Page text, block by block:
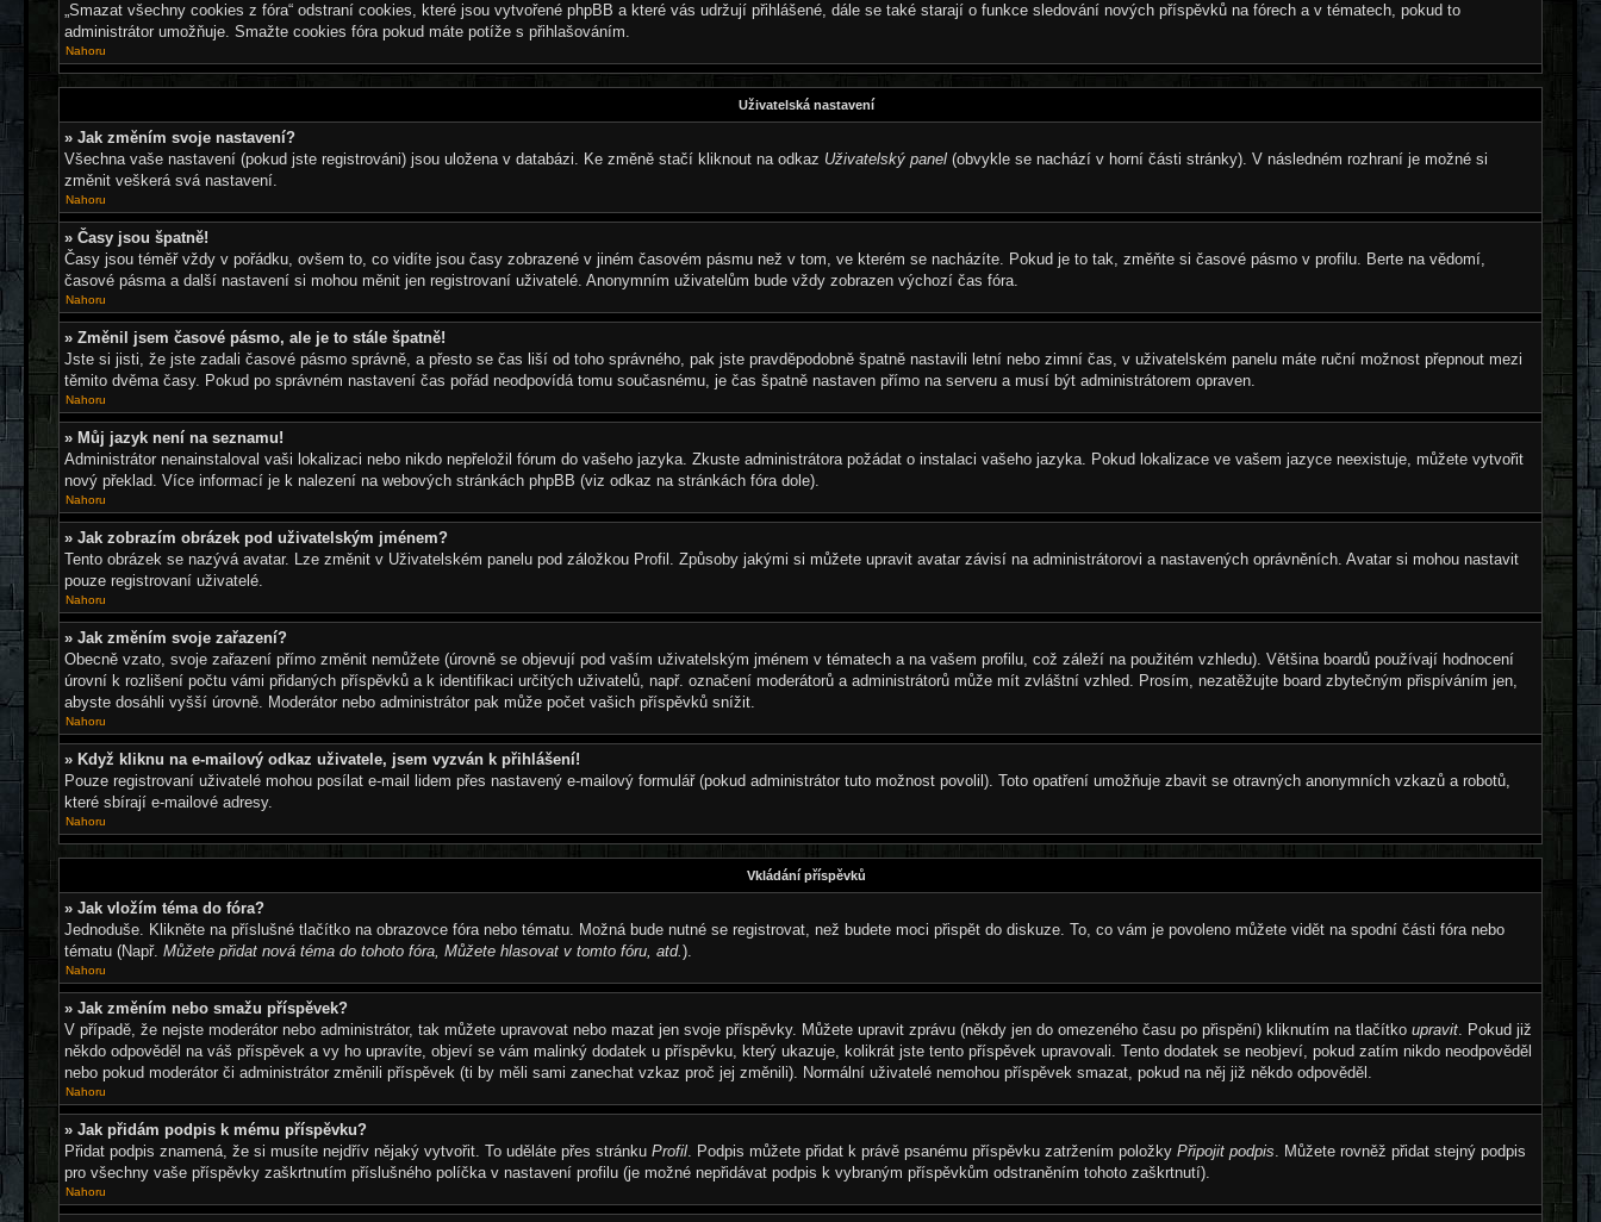
„Smazat všechny cookies z fóra“ odstraní cookies, které jsou vytvořené phpBB a které vás udržují přihlášené, dále se také starají o funkce sledování nových příspěvků na fórech a v tématech, pokud to
administrátor umožňuje. Smažte cookies fóra pokud máte potíže s přihlašováním.
Nahoru
Uživatelská nastavení
» Jak změním svoje nastavení?
Všechna vaše nastavení (pokud jste registrováni) jsou uložena v databázi. Ke změně stačí kliknout na odkaz Uživatelský panel (obvykle se nachází v horní části stránky). V následném rozhraní je možné si
změnit veškerá svá nastavení.
Nahoru
» Časy jsou špatně!
Časy jsou téměř vždy v pořádku, ovšem to, co vidíte jsou časy zobrazené v jiném časovém pásmu než v tom, ve kterém se nacházíte. Pokud je to tak, změňte si časové pásmo v profilu. Berte na vědomí,
časové pásma a další nastavení si mohou měnit jen registrovaní uživatelé. Anonymním uživatelům bude vždy zobrazen výchozí čas fóra.
Nahoru
» Změnil jsem časové pásmo, ale je to stále špatně!
Jste si jisti, že jste zadali časové pásmo správně, a přesto se čas liší od toho správného, pak jste pravděpodobně špatně nastavili letní nebo zimní čas, v uživatelském panelu máte ruční možnost přepnout mezi
těmito dvěma časy. Pokud po správném nastavení čas pořád neodpovídá tomu současnému, je čas špatně nastaven přímo na serveru a musí být administrátorem opraven.
Nahoru
» Můj jazyk není na seznamu!
Administrátor nenainstaloval vaši lokalizaci nebo nikdo nepřeložil fórum do vašeho jazyka. Zkuste administrátora požádat o instalaci vašeho jazyka. Pokud lokalizace ve vašem jazyce neexistuje, můžete vytvořit
nový překlad. Více informací je k nalezení na webových stránkách phpBB (viz odkaz na stránkách fóra dole).
Nahoru
» Jak zobrazím obrázek pod uživatelským jménem?
Tento obrázek se nazývá avatar. Lze změnit v Uživatelském panelu pod záložkou Profil. Způsoby jakými si můžete upravit avatar závisí na administrátorovi a nastavených oprávněních. Avatar si mohou nastavit
pouze registrovaní uživatelé.
Nahoru
» Jak změním svoje zařazení?
Obecně vzato, svoje zařazení přímo změnit nemůžete (úrovně se objevují pod vaším uživatelským jménem v tématech a na vašem profilu, což záleží na použitém vzhledu). Většina boardů používají hodnocení
úrovní k rozlišení počtu vámi přidaných příspěvků a k identifikaci určitých uživatelů, např. označení moderátorů a administrátorů může mít zvláštní vzhled. Prosím, nezatěžujte board zbytečným přispíváním jen,
abyste dosáhli vyšší úrovně. Moderátor nebo administrátor pak může počet vašich příspěvků snížit.
Nahoru
» Když kliknu na e-mailový odkaz uživatele, jsem vyzván k přihlášení!
Pouze registrovaní uživatelé mohou posílat e-mail lidem přes nastavený e-mailový formulář (pokud administrátor tuto možnost povolil). Toto opatření umožňuje zbavit se otravných anonymních vzkazů a robotů,
které sbírají e-mailové adresy.
Nahoru
Vkládání příspěvků
» Jak vložím téma do fóra?
Jednoduše. Klikněte na příslušné tlačítko na obrazovce fóra nebo tématu. Možná bude nutné se registrovat, než budete moci přispět do diskuze. To, co vám je povoleno můžete vidět na spodní části fóra nebo
tématu (Např. Můžete přidat nová téma do tohoto fóra, Můžete hlasovat v tomto fóru, atd.).
Nahoru
» Jak změním nebo smažu příspěvek?
V případě, že nejste moderátor nebo administrátor, tak můžete upravovat nebo mazat jen svoje příspěvky. Můžete upravit zprávu (někdy jen do omezeného času po přispění) kliknutím na tlačítko upravit. Pokud již
někdo odpověděl na váš příspěvek a vy ho upravíte, objeví se vám malinký dodatek u příspěvku, který ukazuje, kolikrát jste tento příspěvek upravovali. Tento dodatek se neobjeví, pokud zatím nikdo neodpověděl
nebo pokud moderátor či administrátor změnili příspěvek (ti by měli sami zanechat vzkaz proč jej změnili). Normální uživatelé nemohou příspěvek smazat, pokud na něj již někdo odpověděl.
Nahoru
» Jak přidám podpis k mému příspěvku?
Přidat podpis znamená, že si musíte nejdřív nějaký vytvořit. To uděláte přes stránku Profil. Podpis můžete přidat k právě psanému příspěvku zatržením položky Připojit podpis. Můžete rovněž přidat stejný podpis
pro všechny vaše příspěvky zaškrtnutím příslušného políčka v nastavení profilu (je možné nepřidávat podpis k vybraným příspěvkům odstraněním tohoto zaškrtnutí).
Nahoru